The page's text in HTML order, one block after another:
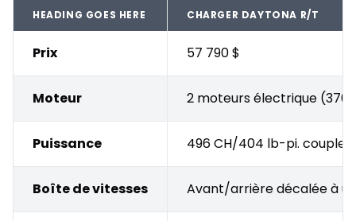
HEADING GOES HERE CHARGER DAYTONA R/T
Prix 57 790 $
Moteur 2 moteurs électrique (370
Puissance 496 CH/404 lb-pi. couple
Boîte de vitesses Avant/arrière décalée à